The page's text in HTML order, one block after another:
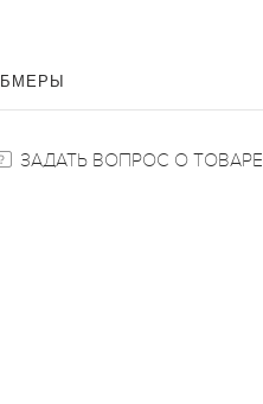
ЗАДАТЬ ВОПРОС О ТОВАРЕ